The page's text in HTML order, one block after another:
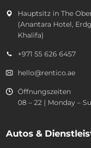
Hauptsitz in The
(Anantara Hotel,
Khalifa)
+971 55 626 6457
hello@rentico.ae
Öffnungszeiten
08 – 22 | Monday –
Autos &